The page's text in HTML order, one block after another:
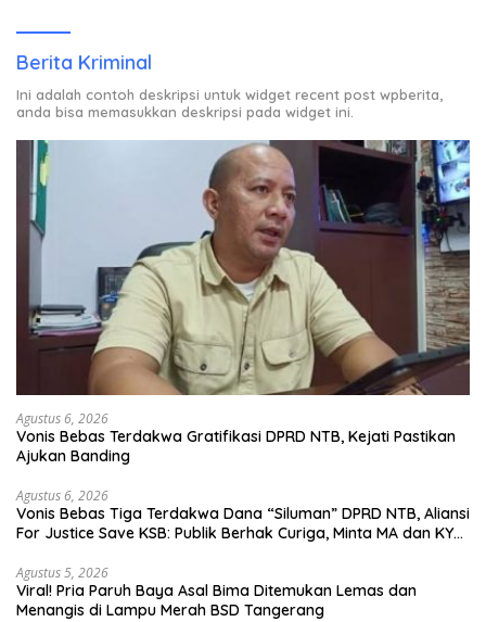
Berita Kriminal
Ini adalah contoh deskripsi untuk widget recent post wpberita,
anda bisa memasukkan deskripsi pada widget ini.
Agustus 6, 2026
Vonis Bebas Terdakwa Gratifikasi DPRD NTB, Kejati Pastikan
Ajukan Banding
Agustus 6, 2026
Vonis Bebas Tiga Terdakwa Dana “Siluman” DPRD NTB, Aliansi
For Justice Save KSB: Publik Berhak Curiga, Minta MA dan KY
Agustus 5, 2026
Viral! Pria Paruh Baya Asal Bima Ditemukan Lemas dan
Menangis di Lampu Merah BSD Tangerang